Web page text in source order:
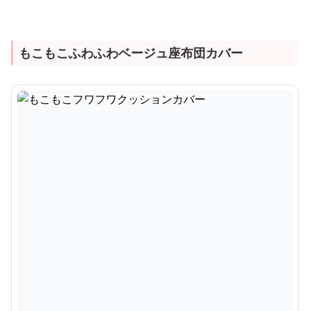
もこもこふわふわベージュ座布団カバー